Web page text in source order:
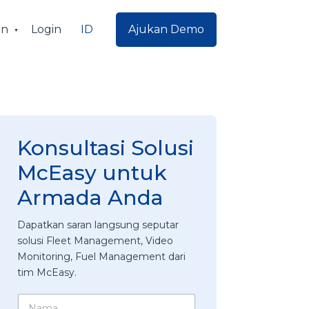
Login ID Ajukan Demo
Konsultasi Solusi
McEasy untuk
Armada Anda
Dapatkan saran langsung seputar
solusi Fleet Management, Video
Monitoring, Fuel Management dari
tim McEasy.
N